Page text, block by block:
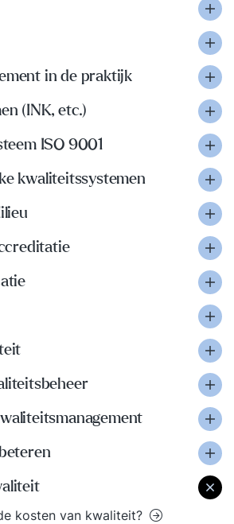
in de praktijk
(INK, etc.)
ISO 9001
kwaliteitssystemen
kosten van kwaliteit?